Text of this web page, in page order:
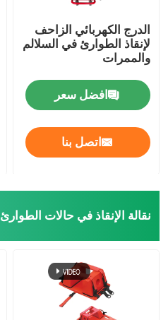
الدرج الكهربائي الزاحف
لإنقاذ الطوارئ في السلالم
والممرات
افضل سعر
اتصل بنا
نقالة الإنقاذ في حالات الطوارئ